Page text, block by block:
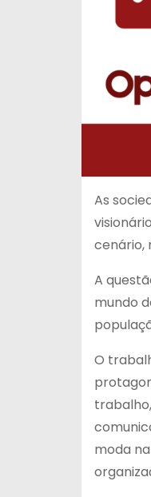
As
cenário,
A
mundo
O
moda